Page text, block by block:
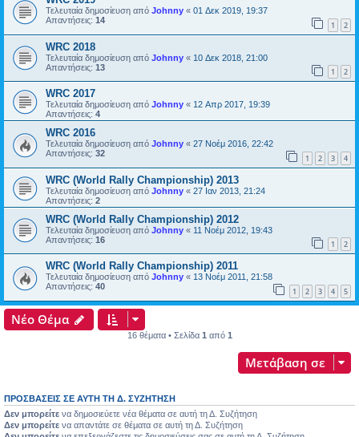
Τελευταία δημοσίευση από Johnny « 01 Δεκ 2019, 19:37
Απαντήσεις: 14 1 2
WRC 2018
Τελευταία δημοσίευση από Johnny « 10 Δεκ 2018, 21:00
Απαντήσεις: 13 1 2
WRC 2017
Τελευταία δημοσίευση από Johnny « 12 Απρ 2017, 19:39
Απαντήσεις: 4
WRC 2016
Τελευταία δημοσίευση από Johnny « 27 Νοέμ 2016, 22:42
Απαντήσεις: 32 1 2 3 4
WRC (World Rally Championship) 2013
Τελευταία δημοσίευση από Johnny « 27 Ιαν 2013, 21:24
Απαντήσεις: 2
WRC (World Rally Championship) 2012
Τελευταία δημοσίευση από Johnny « 11 Νοέμ 2012, 19:43
Απαντήσεις: 16 1 2
WRC (World Rally Championship) 2011
Τελευταία δημοσίευση από Johnny « 13 Νοέμ 2011, 21:58
Απαντήσεις: 40 1 2 3 4 5
Νέο Θέμα
16 θέματα • Σελίδα 1 από 1
Μετάβαση σε
ΠΡΟΣΒΆΣΕΙΣ ΣΕ ΑΥΤΉ ΤΗ Δ. ΣΥΖΉΤΗΣΗ
Δεν μπορείτε να δημοσιεύετε νέα θέματα σε αυτή τη Δ. Συζήτηση
Δεν μπορείτε να απαντάτε σε θέματα σε αυτή τη Δ. Συζήτηση